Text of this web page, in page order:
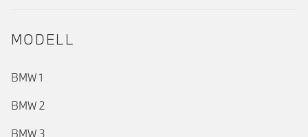
MODELL
BMW 1
BMW 2
BMW 3